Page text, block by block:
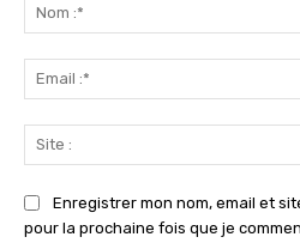
Enregistrer mon nom, email et
pour la prochaine fois que je